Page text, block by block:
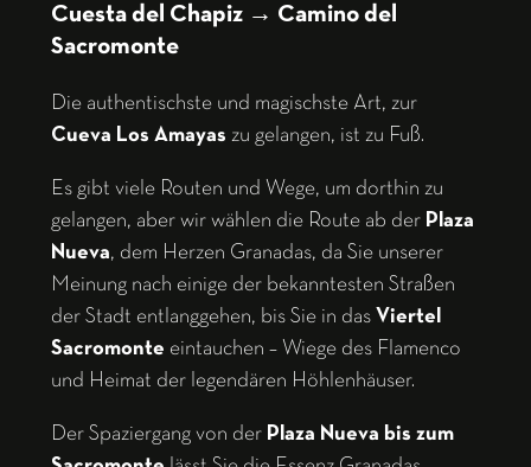
Cuesta del Chapiz → Camino del
Sacromonte
Die authentischste und magischste Art, zur
Cueva Los Amayas zu gelangen, ist zu Fuß.
Es gibt viele Routen und Wege, um dorthin zu
gelangen, aber wir wählen die Route ab der Plaza
Nueva, dem Herzen Granadas, da Sie unserer
Meinung nach einige der bekanntesten Straßen
der Stadt entlanggehen, bis Sie in das Viertel
Sacromonte eintauchen – Wiege des Flamenco
und Heimat der legendären Höhlenhäuser.
Der Spaziergang von der Plaza Nueva bis zum